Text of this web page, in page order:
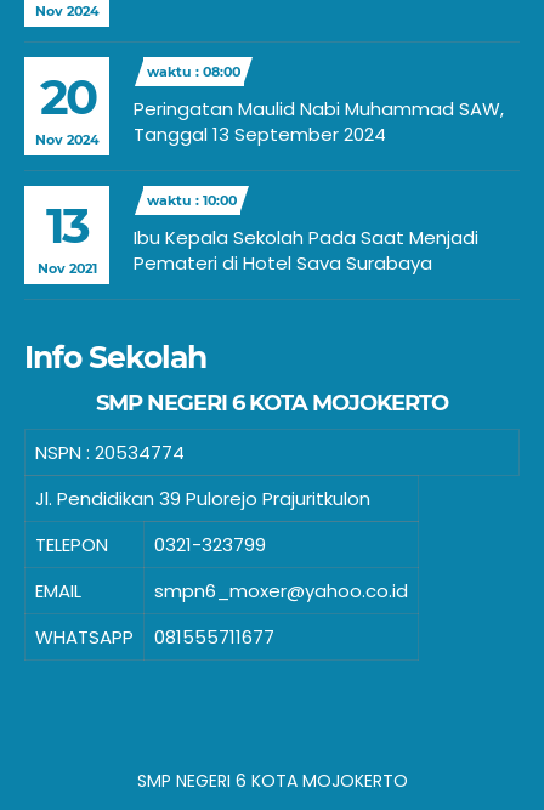
Nov 2024
20
Nov 2024
waktu : 08:00
Peringatan Maulid Nabi Muhammad SAW,
Tanggal 13 September 2024
13
Nov 2021
waktu : 10:00
Ibu Kepala Sekolah Pada Saat Menjadi
Pemateri di Hotel Sava Surabaya
Info Sekolah
SMP NEGERI 6 KOTA MOJOKERTO
NSPN : 20534774
Jl. Pendidikan 39 Pulorejo Prajuritkulon
TELEPON
0321-323799
EMAIL
smpn6_moxer@yahoo.co.id
WHATSAPP
081555711677
SMP NEGERI 6 KOTA MOJOKERTO